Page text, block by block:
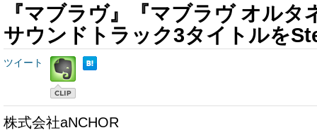
『マブラヴ』『マブラヴ オルタ
サウンドトラック3タイトルを
ツイート
株式会社aNCHOR